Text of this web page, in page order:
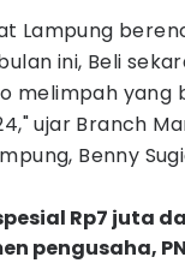
Lampung
ini, Beli
melimpah yang
ujar Branch
Benny
Rp7 juta
pengusaha,